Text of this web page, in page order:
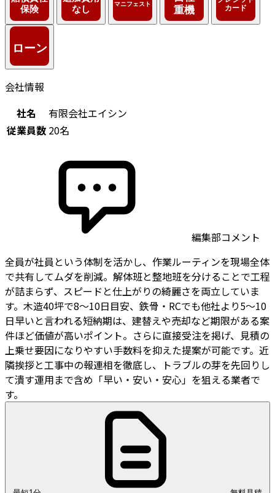
会社情報
社名
有限会社エイシン
従業員数 20名
編集部コメント
全員が社員という体制を活かし、作業ルーティンを現場全体
で共有してムダを削減。解体班と整地班を分けることで工程
が詰まらず、スピードと仕上がりの綺麗さを両立していま
す。木造40坪で8〜10日目安、鉄骨・RCでも他社より5〜10
日早いと言われる短納期は、建替えや売却など期限がある案
件ほど価値が高いポイント。さらに直接受注を掲げ、見積の
上乗せ要因になりやすい手数料を抑えた提案が可能です。近
隣挨拶と工事中の報連相を徹底し、トラブルの芽を先回りし
て潰す運用まで含め「早い・安い・安心」を狙える業者で
す。